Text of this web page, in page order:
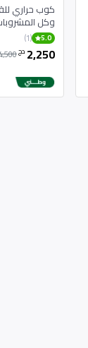
كوب حراري
وكل
الفولاذ
5.0
(1)
2,250 دج